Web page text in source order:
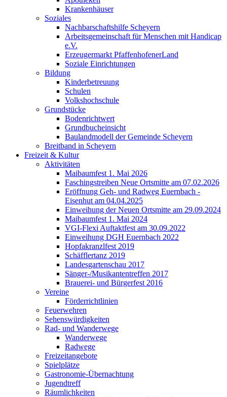
Krankenhäuser
Soziales
Nachbarschaftshilfe Scheyern
Arbeitsgemeinschaft für Menschen mit Handicap
e.V.
Erzeugermarkt PfaffenhofenerLand
Soziale Einrichtungen
Bildung
Kinderbetreuung
Schulen
Volkshochschule
Grundstücke
Bodenrichtwert
Grundbucheinsicht
Baulandmodell der Gemeinde Scheyern
Breitband in Scheyern
Freizeit & Kultur
Aktivitäten
Maibaumfest 1. Mai 2026
Faschingstreiben Neue Ortsmitte am 07.02.2026
Eröffnung Geh- und Radweg Euernbach -
Eisenhut am 04.04.2025
Einweihung der Neuen Ortsmitte am 29.09.2024
Maibaumfest 1. Mai 2024
VGI-Flexi Auftaktfest am 30.09.2022
Einweihung DGH Euernbach 2022
Hopfakranzlfest 2019
Schäfflertanz 2019
Landesgartenschau 2017
Sänger-/Musikantentreffen 2017
Brauerei- und Bürgerfest 2016
Vereine
Förderrichtlinien
Feuerwehren
Sehenswürdigkeiten
Rad- und Wanderwege
Wanderwege
Radwege
Freizeitangebote
Spielplätze
Gastronomie-Übernachtung
Jugendtreff
Räumlichkeiten